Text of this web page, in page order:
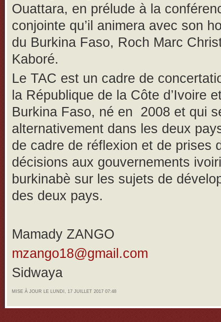
Ouattara, en prélude à la
conjointe qu’il animera avec son
du Burkina Faso, Roch Marc
Kaboré.
Le TAC est un cadre de
la République de la Côte d’Ivoire
Burkina Faso, né en 2008 et qui
alternativement dans les deux
de cadre de réflexion et de prises
décisions aux gouvernements
burkinabè sur les sujets de
des deux pays.
Mamady ZANGO
mzango18@gmail.com
Sidwaya
MISE À JOUR LE LUNDI, 17 JUILLET 2017 07:48